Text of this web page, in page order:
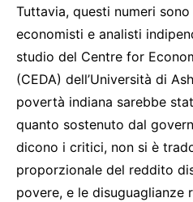
Tuttavia, questi numeri
economisti e analisti
studio del Centre for
(CEDA) dell’Università di
povertà indiana sarebbe
quanto sostenuto dal
dicono i critici, non si è
proporzionale del reddito
povere, e le disuguaglianze